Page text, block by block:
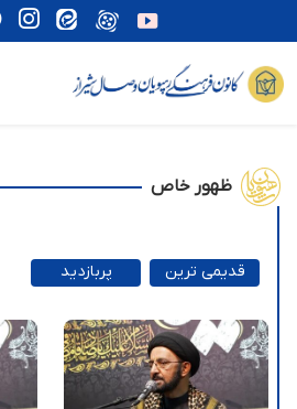
ظهور خاص
پربازدید
قدیمی ترین